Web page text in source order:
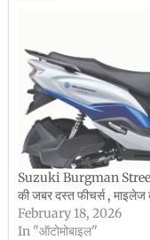
Suzuki Burgman
की जबर दस्त फीचर्स ,
February 18, 2026
In "ऑटोमोबाइल"